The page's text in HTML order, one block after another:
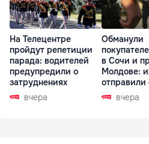
На Телецентре
пройдут репетиции
парада: водителей
предупредили о
затруднениях
вчера
Обманули
в Сочи и
Молдове:
отправили
РФ вчера